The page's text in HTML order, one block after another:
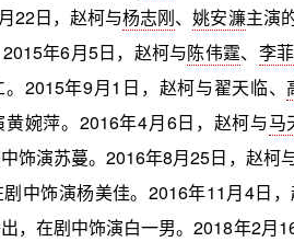
22日，赵柯与杨志刚、姚安濂主演
年6月5日，赵柯与陈伟霆、 李
2015年9月1日，赵柯与翟天临、
婉萍。2016年4月6日，赵柯与马
饰演苏蔓。2016年8月25日，赵柯
中饰演杨美佳。2016年11月4日
出，在剧中饰演白一男。2018年2月